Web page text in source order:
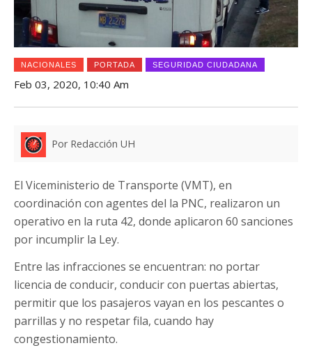
NACIONALES PORTADA SEGURIDAD CIUDADANA
Feb 03, 2020, 10:40 Am
Por Redacción UH
El Viceministerio de Transporte (VMT), en
coordinación con agentes del la PNC, realizaron un
operativo en la ruta 42, donde aplicaron 60 sanciones
por incumplir la Ley.
Entre las infracciones se encuentran: no portar
licencia de conducir, conducir con puertas abiertas,
permitir que los pasajeros vayan en los pescantes o
parrillas y no respetar fila, cuando hay
congestionamiento.